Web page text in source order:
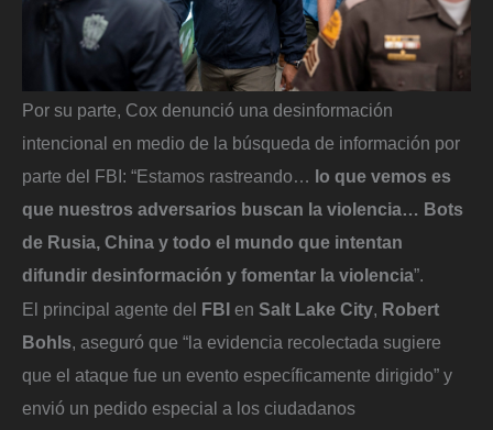
Por su parte, Cox denunció una desinformación
intencional en medio de la búsqueda de información por
parte del FBI: “Estamos rastreando… lo que vemos es
que nuestros adversarios buscan la violencia… Bots
de Rusia, China y todo el mundo que intentan
difundir desinformación y fomentar la violencia”.
El principal agente del
FBI en Salt Lake City, Robert
Bohls, aseguró que “la evidencia recolectada sugiere
que el ataque fue un evento específicamente dirigido” y
envió un pedido especial a los ciudadanos